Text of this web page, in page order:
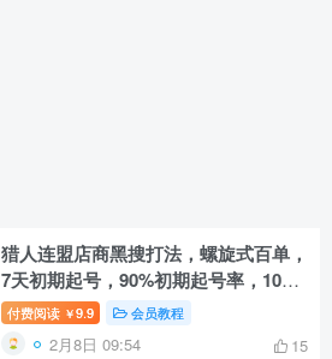
猎人连盟店商黑搜打法，螺旋式百单，
7天初期起号，90%初期起号率，100%
挣钱。
付费阅读 ￥9.9 会员教程
2月8日 09:54 15